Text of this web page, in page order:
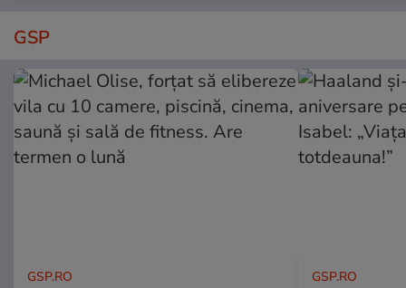
GSP
GSP.RO GSP.RO